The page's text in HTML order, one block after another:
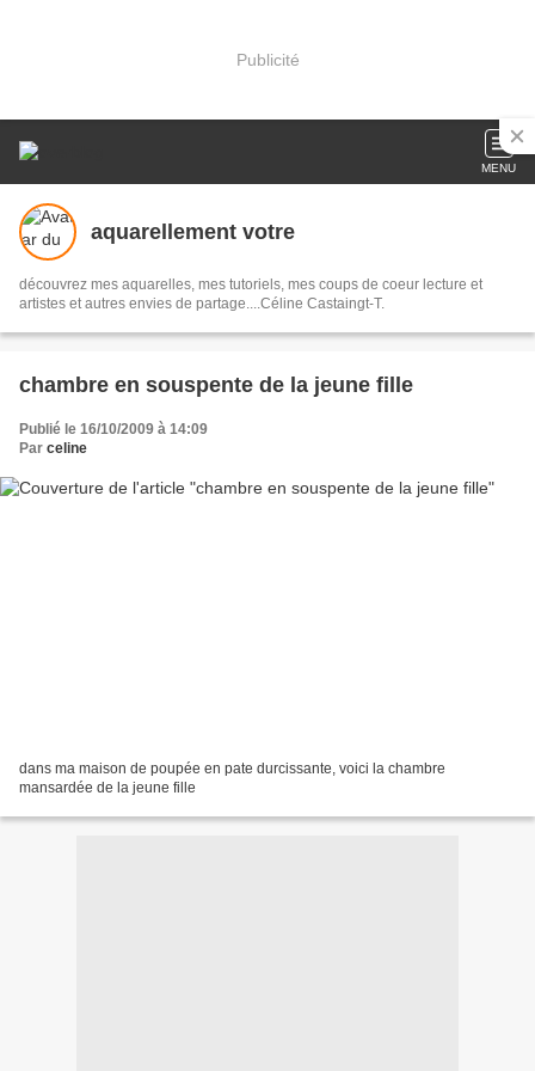
Publicité
MENU
aquarellement votre
découvrez mes aquarelles, mes tutoriels, mes coups de coeur lecture et
artistes et autres envies de partage....Céline Castaingt-T.
chambre en souspente de la jeune fille
Publié le 16/10/2009 à 14:09
Par celine
dans ma maison de poupée en pate durcissante, voici la chambre
mansardée de la jeune fille